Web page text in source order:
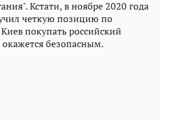
Кстати, в ноябре 2020 года
четкую позицию по
покупать российский
безопасным.